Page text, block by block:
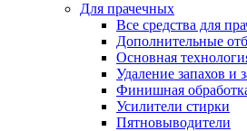
Для прачечных
Все средства для
Дополнительные
Основная
Удаление запахов и
Финишная
Усилители стирки
Пятновыводители